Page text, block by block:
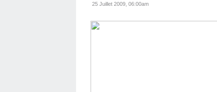
25 Juillet 2009, 06:00am